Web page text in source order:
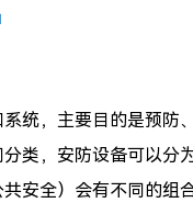
统，主要目的是预防
类，安防设备可以分
安全）会有不同的组